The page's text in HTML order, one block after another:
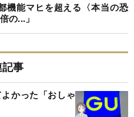
機能マヒを超える〈本当の恐
の...」
事
かった「おしゃ